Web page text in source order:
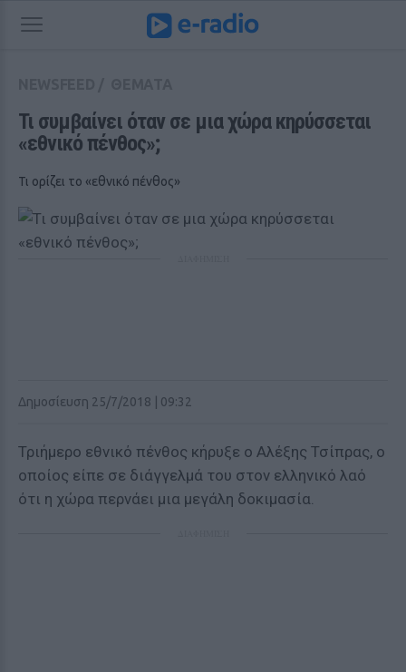
Τι συμβαίνει όταν σε μια χώρα κηρύσσεται
«εθνικό πένθος»;
Τι ορίζει το «εθνικό πένθος»
Δημοσίευση 25/7/2018 | 09:32
Τριήμερο εθνικό πένθος κήρυξε ο Αλέξης Τσίπρας, ο
οποίος είπε σε διάγγελμά του στον ελληνικό λαό
ότι η χώρα περνάει μια μεγάλη δοκιμασία.